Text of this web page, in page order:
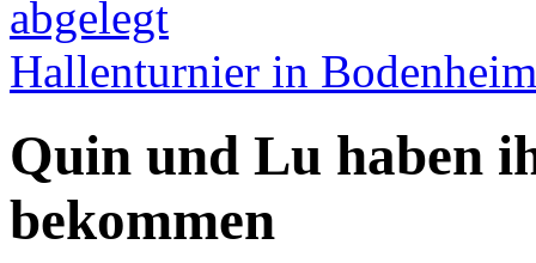
abgelegt
Hallenturnier in
Quin und Lu haben
bekommen